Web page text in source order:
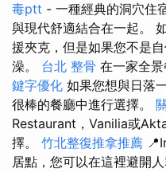
毒ptt - 一種經典的洞穴住
與現代舒適結合在一起。
援夾克，但是如果您不是
澡。 台北 整骨 在一家全
鍵字優化 如果您想與日落
很棒的餐廳中進行選擇。
Restaurant，Vanilia或
擇。 竹北整復推拿推薦
居點，您可以在這裡避開